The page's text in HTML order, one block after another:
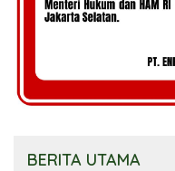
BERITA UTAMA